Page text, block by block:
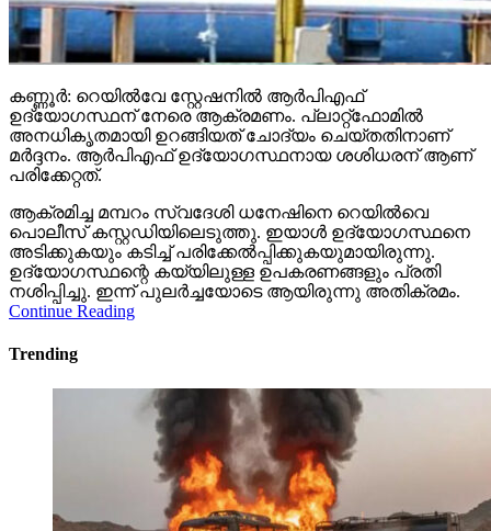
കണ്ണൂര്‍: റെയില്‍വേ സ്റ്റേഷനില്‍ ആര്‍പിഎഫ്
ഉദ്യോഗസ്ഥന് നേരെ ആക്രമണം. പ്ലാറ്റ്‌ഫോമില്‍
അനധികൃതമായി ഉറങ്ങിയത് ചോദ്യം ചെയ്തതിനാണ്
മര്‍ദ്ദനം. ആര്‍പിഎഫ് ഉദ്യോഗസ്ഥനായ ശശിധരന് ആണ്
പരിക്കേറ്റത്.
ആക്രമിച്ച മമ്പറം സ്വദേശി ധനേഷിനെ റെയില്‍വെ
പൊലീസ് കസ്റ്റഡിയിലെടുത്തു. ഇയാള്‍ ഉദ്യോഗസ്ഥനെ
അടിക്കുകയും കടിച്ച് പരിക്കേല്‍പ്പിക്കുകയുമായിരുന്നു.
ഉദ്യോഗസ്ഥന്റെ കയ്യിലുള്ള ഉപകരണങ്ങളും പ്രതി
നശിപ്പിച്ചു. ഇന്ന് പുലര്‍ച്ചയോടെ ആയിരുന്നു അതിക്രമം.
Continue Reading
Trending